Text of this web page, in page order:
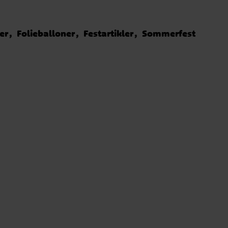
Folieballoner Festartikler Sommerfest